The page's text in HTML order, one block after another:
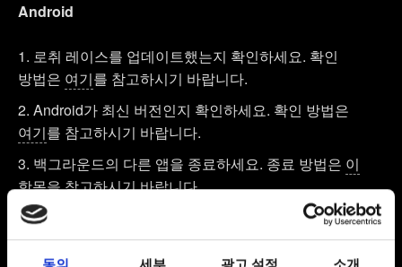
동의 세부 광고 설정 소개
Android
로취 레이스를 업데이트했는지 확인하세요. 확인
방법은 여기를 참고하시기 바랍니다.
Android가 최신 버전인지 확인하세요. 확인 방법은
여기를 참고하시기 바랍니다.
백그라운드의 다른 앱을 종료하세요. 종료 방법은 이
항목을 참고하시기 바랍니다.
기기를 재시작하세요.